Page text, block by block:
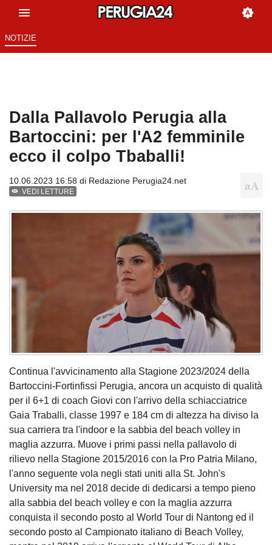
NOTIZIE
Dalla Pallavolo Perugia alla
Bartoccini: per l'A2 femminile
ecco il colpo Tbaballi!
10.06.2023 16:58 di Redazione Perugia24.net
VEDI LETTURE
Continua l'avvicinamento alla Stagione 2023/2024 della
Bartoccini-Fortinfissi Perugia, ancora un acquisto di qualità
per il 6+1 di coach Giovi con l'arrivo della schiacciatrice
Gaia Traballi, classe 1997 e 184 cm di altezza ha diviso la
sua carriera tra l'indoor e la sabbia del beach volley in
maglia azzurra. Muove i primi passi nella pallavolo di
rilievo nella Stagione 2015/2016 con la Pro Patria Milano,
l'anno seguente vola negli stati uniti alla St. John's
University ma nel 2018 decide di dedicarsi a tempo pieno
alla sabbia del beach volley e con la maglia azzurra
conquista il secondo posto al World Tour di Nantong ed il
secondo posto al Campionato italiano di Beach Volley,